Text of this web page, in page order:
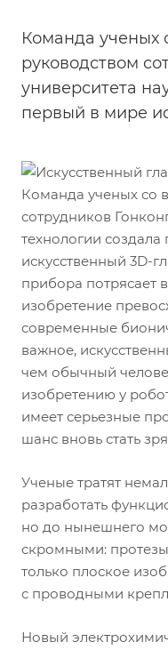
Команда ученых
руководством
университета
первый в мире
Команда ученых со
сотрудников
технологии
искусственный 3D-
прибора потрясает
изобретение
современные
важное,
чем обычный
изобретению у
имеет серьезные
шанс вновь стать
Ученые тратят
разработать
но до нынешнего
скромными: протезы
только плоское
с проводными
Новый